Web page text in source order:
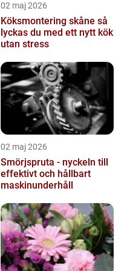
02 maj 2026
Köksmontering skåne så
lyckas du med ett nytt kök
utan stress
02 maj 2026
Smörjspruta - nyckeln till
effektivt och hållbart
maskinunderhåll